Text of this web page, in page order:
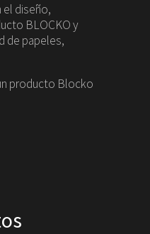
el diseño,
BLOCKO y
de papeles,
producto Blocko